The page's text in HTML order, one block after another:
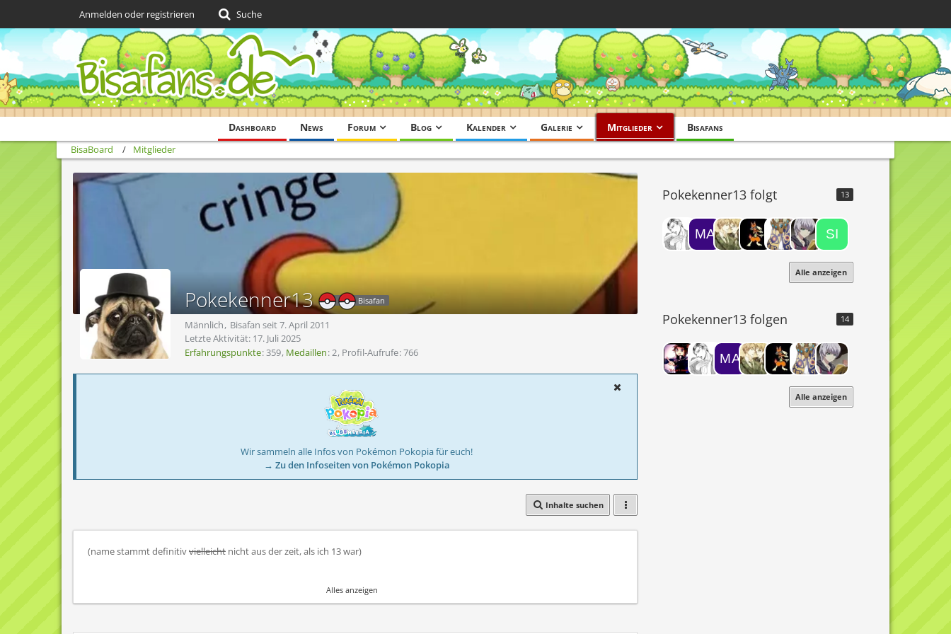
Dashboard News Forum Blog Kalender Galerie Mitglieder Bisafans
Anmelden oder registrieren Suche
BisaBoard Mitglieder
Pokekenner13 Bisafan
Männlich
Bisafan seit 7. April 2011
Letzte Aktivität: 17. Juli 2025
Erfahrungspunkte 359 Medaillen 2 Profil-Aufrufe 766
Wir sammeln alle Infos von Pokémon Pokopia für euch!
→ Zu den Infoseiten von Pokémon Pokopia
Inhalte suchen
(name stammt definitivvielleicht nicht aus der zeit, als ich 13 war)
Alles anzeigen
Pokekenner13 folgt 13
Alle anzeigen
Pokekenner13 folgen 14
Alle anzeigen